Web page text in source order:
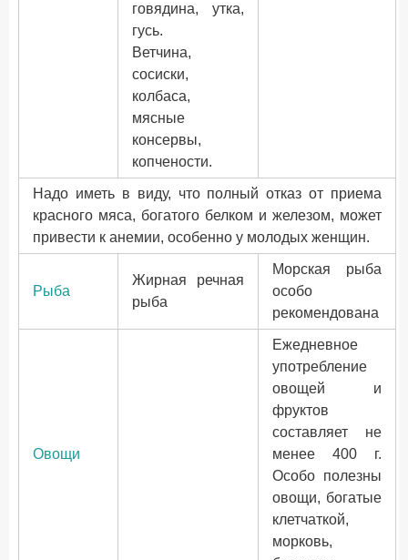
говядина, утка,
гусь.
Ветчина,
сосиски,
колбаса,
мясные
консервы,
копчености.
Надо иметь в виду, что полный отказ от приема
красного мяса, богатого белком и железом, может
привести к анемии, особенно у молодых женщин.
Рыба
Жирная речная
рыба
Морская рыба
особо
рекомендована
Овощи
Ежедневное
употребление
овощей и
фруктов
составляет не
менее 400 г.
Особо полезны
овощи, богатые
клетчаткой,
морковь,